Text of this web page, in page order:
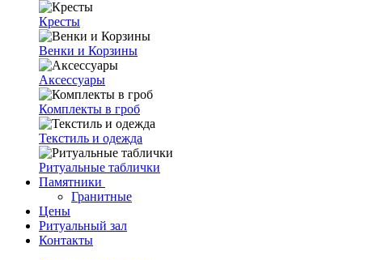
Кресты
Венки и Корзины
Аксессуары
Комплекты в гроб
Текстиль и одежда
Ритуальные таблички
Памятники
Гранитные
Цены
Ритуальный зал
Контакты